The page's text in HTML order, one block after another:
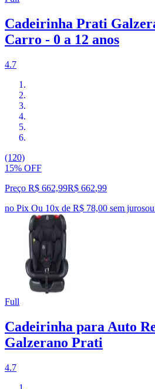
Cadeirinha Prati
Carro - 0 a 12 anos
4.7
(120)
15% OFF
Preço R$ 662,99R$ 662,99
no Pix Ou 10x de R$ 78,00 sem jurosou
Full
Cadeirinha para Auto
Galzerano Prati
4.7